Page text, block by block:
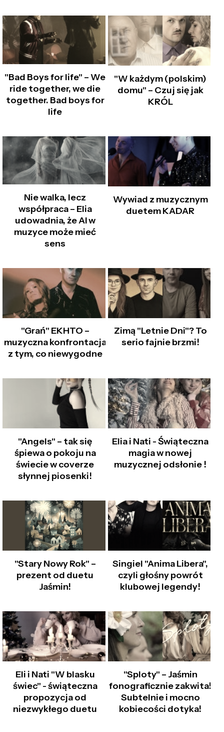
"Bad Boys for life" – We
ride together, we die
together. Bad boys for
life
"W każdym (polskim)
domu" – Czuj się jak
KRÓL
Nie walka, lecz
współpraca – Elia
udowadnia, że AI w
muzyce może mieć
sens
Wywiad z muzycznym
duetem KADAR
"Grań" EKHTO –
muzyczna konfrontacja
z tym, co niewygodne
Zimą "Letnie Dni"? To
serio fajnie brzmi!
"Angels" – tak się
śpiewa o pokoju na
świecie w coverze
słynnej piosenki!
Elia i Nati - Świąteczna
magia w nowej
muzycznej odsłonie !
"Stary Nowy Rok" –
prezent od duetu
Jaśmin!
Singiel "Anima Libera",
czyli głośny powrót
klubowej legendy!
Eli i Nati "W blasku
świec" - świąteczna
propozycja od
niezwykłego duetu
"Sploty" – Jaśmin
fonograficznie zakwita!
Subtelnie i mocno
kobiecości dotyka!